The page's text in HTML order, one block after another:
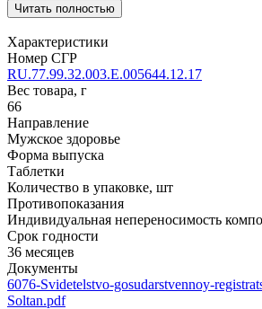
Читать полностью
Характеристики
Номер СГР
RU.77.99.32.003.Е.005644.12.17
Вес товара, г
66
Направление
Мужское здоровье
Форма выпуска
Таблетки
Количество в упаковке, шт
Противопоказания
Индивидуальная непереносимость
Срок годности
36 месяцев
Документы
6076-Svidetelstvo-gosudarstvennoy-
Soltan.pdf